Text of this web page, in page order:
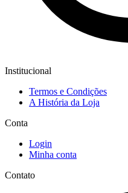
Institucional
Termos e Condições
A História da Loja
Conta
Login
Minha conta
Contato